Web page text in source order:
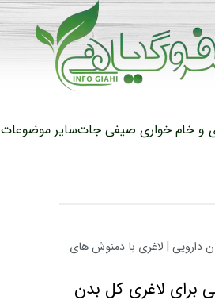
و خام خواری صیفی جاتسایر موضوعات
دارویی | لاغری با دمنوش های
برای لاغری کل بدن